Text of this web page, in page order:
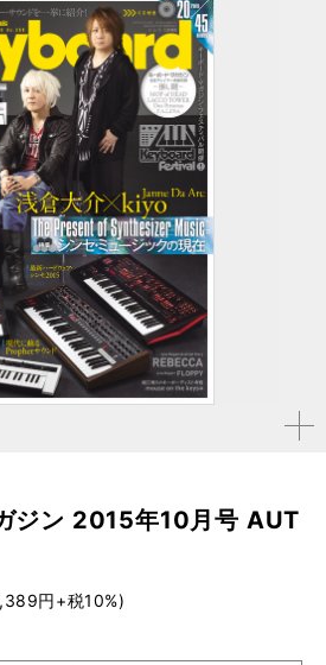
拡大す
ジン 2015年10月号 AUT
円+税10%)